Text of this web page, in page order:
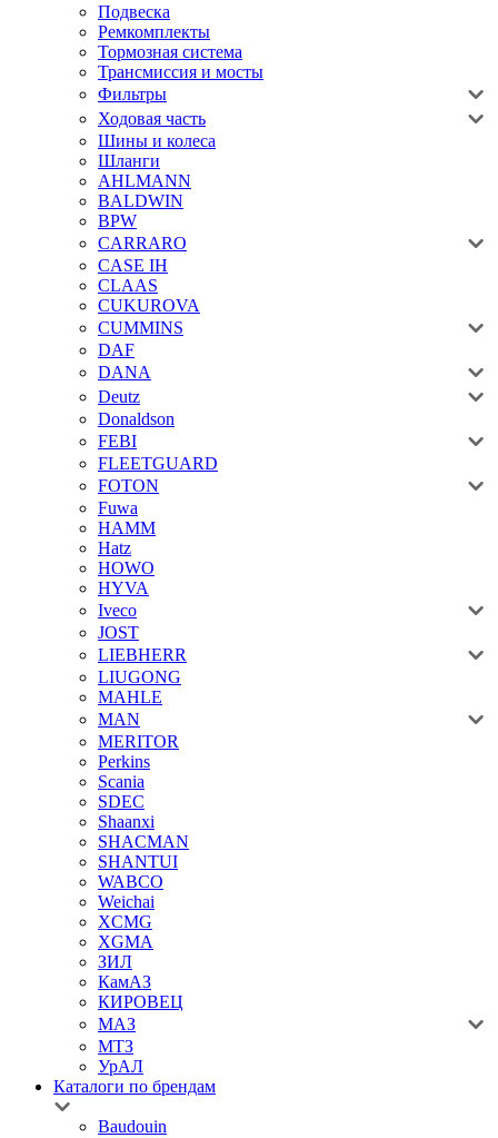
Подвеска
Ремкомплекты
Тормозная система
Трансмиссия и мосты
Фильтры
Ходовая часть
Шины и колеса
Шланги
AHLMANN
BALDWIN
BPW
CARRARO
CASE IH
CLAAS
CUKUROVA
CUMMINS
DAF
DANA
Deutz
Donaldson
FEBI
FLEETGUARD
FOTON
Fuwa
HAMM
Hatz
HOWO
HYVA
Iveco
JOST
LIEBHERR
LIUGONG
MAHLE
MAN
MERITOR
Perkins
Scania
SDEC
Shaanxi
SHACMAN
SHANTUI
WABCO
Weichai
XCMG
XGMA
ЗИЛ
КамАЗ
КИРОВЕЦ
МАЗ
МТЗ
УрАЛ
Каталоги по брендам
Baudouin